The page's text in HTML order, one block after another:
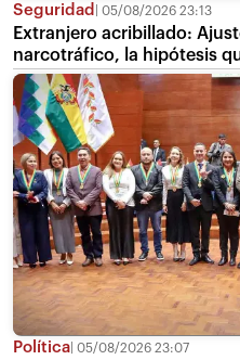
Seguridad 05/08/2026 23:13
Extranjero acribillado:
narcotráfico, la hipótesis
Política 05/08/2026 23:07